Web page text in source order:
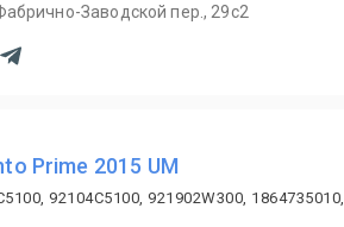
Заводской пер., 29с2
Prime 2015 UM
92104C5100, 921902W300, 1864735010,